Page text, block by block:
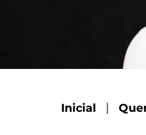
Inicial